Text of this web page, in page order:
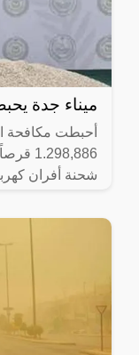
ميناء جدة
أحبطت مكافحة
شحنة أفران